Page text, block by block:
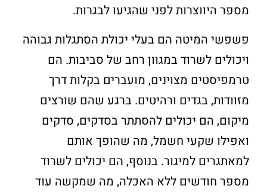
מספר היווצרות לפני שהגיעו לבגרות.
פשפשי המיטה הם בעלי יכולת הסתגלות גבוהה
ויכולים לשרוד במגוון רחב של סביבות. הם
טרמפיסטים מצוינים, מועברים בקלות דרך
מזוודות, בגדים ורהיטים. ברגע שהם שורצים
מיקום, הם יכולים להסתתר בסדקים, סדקים
ואפילו שקעי חשמל, מה שהופך אותם
למאתגרים למיגור. בנוסף, הם יכולים לשרוד
מספר חודשים ללא האכלה, מה שמקשה עוד